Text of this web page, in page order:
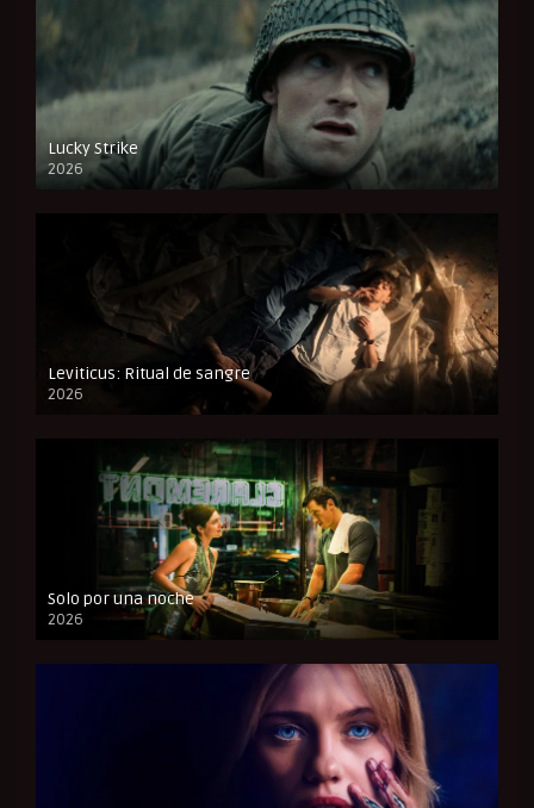
Lucky Strike
2026
FULL HD
Leviticus: Ritual de sangre
2026
FULL HD
Solo por una noche
2026
CAM